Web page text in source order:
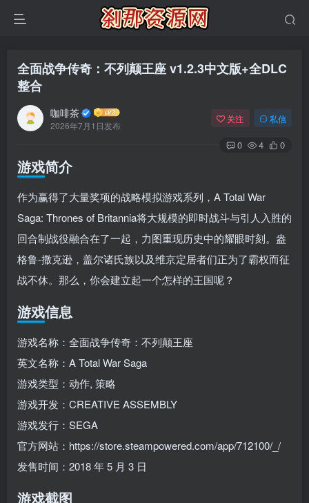
全面战争传奇：不列颠王座 v1.2.3中文版+全DLC
整合
咖啡茶
2026年7月1日发布
关注 私信
0 4 0
游戏简介
作为赢得了大量奖项的战略模拟游戏系列，A Total War
Saga: Thrones of Britannia将大规模的即时战斗与引人入胜的
回合制战役融合在了一起，力图重现历史中的耀眼时刻。盎
格鲁-撒克逊，盖尔诸氏族以及维京定居者们正为了霸权而征
战不休。那么，你会建立起一个怎样的王国呢？
游戏信息
游戏名称：全面战争传奇：不列颠王座
英文名称：A Total War Saga
游戏类型：动作, 策略
游戏开发：CREATIVE ASSEMBLY
游戏发行：SEGA
官方网站：https://store.steampowered.com/app/712100/_/
发售时间：2018 年 5 月 3 日
游戏截图